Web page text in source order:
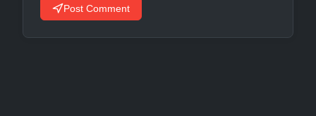
Post Comment